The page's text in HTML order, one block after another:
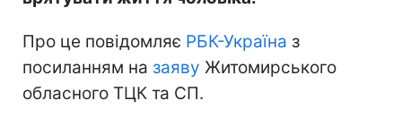
Про це повідомляє РБК-Україна з
посиланням на заяву Житомирського
обласного ТЦК та СП.